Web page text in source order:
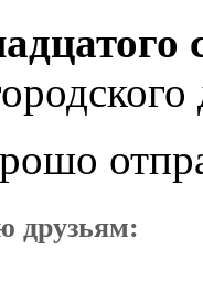
друзьям: